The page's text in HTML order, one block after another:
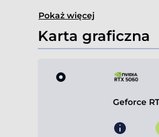
Pokaż więcej
Karta graficzna
Geforce